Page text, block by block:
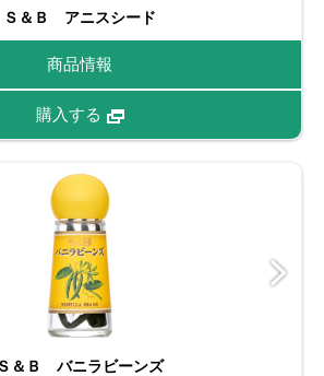
Ｓ＆Ｂ アニスシード
商品情報
購入する
Ｓ＆Ｂ バニラビーンズ